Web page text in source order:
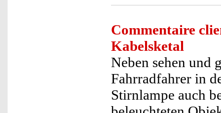
Commentaire
Kabelsketal
Neben sehen und
Fahrradfahrer in
Stirnlampe auch